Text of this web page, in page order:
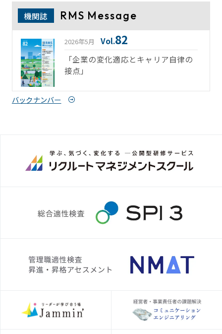
機関誌 RMS Message
「企業の変化適応とキャリア自律の
接点」
2026年5月 Vol.82
バックナンバー